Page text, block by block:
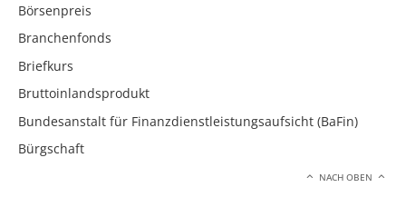
Börsenpreis
Branchenfonds
Briefkurs
Bruttoinlandsprodukt
Bundesanstalt für Finanzdienstleistungsaufsicht (BaFin)
Bürgschaft
NACH OBEN